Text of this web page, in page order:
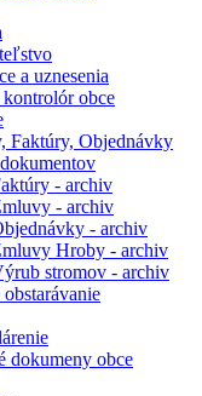
a uznesenia
obce
Faktúry, Objednávky
- archiv
- archiv
- archiv
Hroby - archiv
stromov - archiv
dokumeny obce